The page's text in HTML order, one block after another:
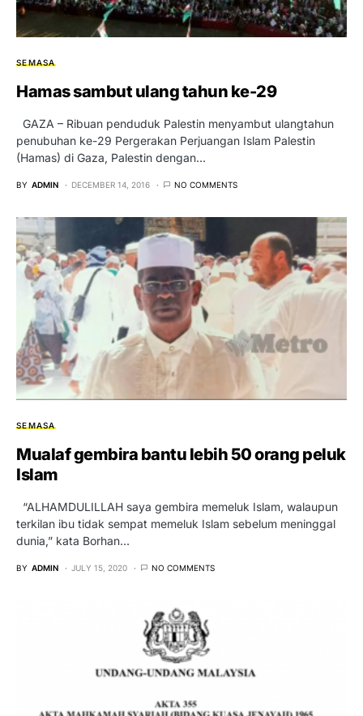
SEMASA
Hamas sambut ulang tahun ke-29
GAZA – Ribuan penduduk Palestin menyambut ulangtahun
penubuhan ke-29 Pergerakan Perjuangan Islam Palestin
(Hamas) di Gaza, Palestin dengan…
BY ADMIN DECEMBER 14, 2016 NO COMMENTS
SEMASA
Mualaf gembira bantu lebih 50 orang peluk
Islam
“ALHAMDULILLAH saya gembira memeluk Islam, walaupun
terkilan ibu tidak sempat memeluk Islam sebelum meninggal
dunia,” kata Borhan…
BY ADMIN JULY 15, 2020 NO COMMENTS